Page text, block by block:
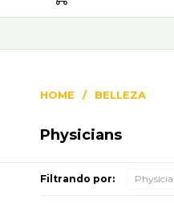
HOME BELLEZA
Physicians
Filtrando por: